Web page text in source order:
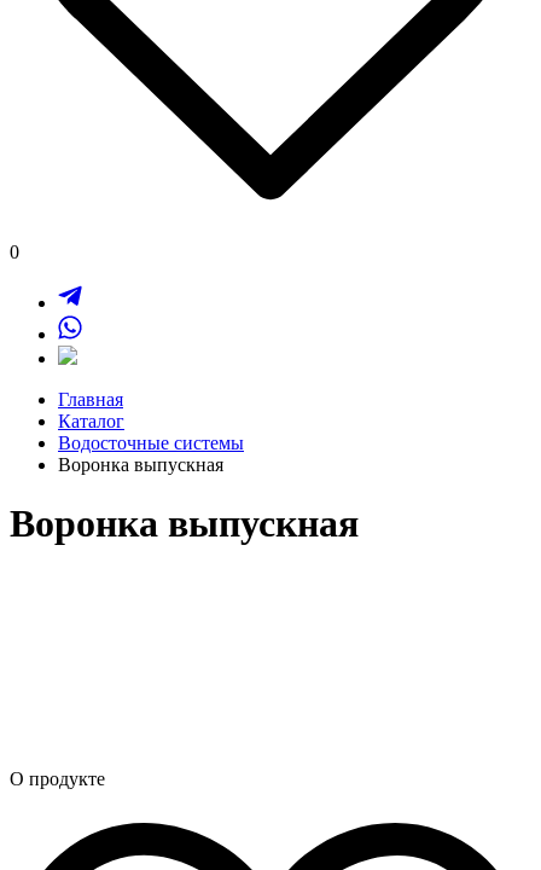
0
Главная
Каталог
Водосточные системы
Воронка выпускная
Воронка выпускная
О продукте